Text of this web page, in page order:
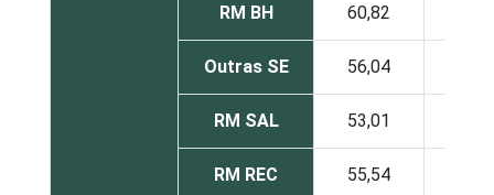
RM BH 60,82
Outras SE 56,04
RM SAL 53,01
RM REC 55,54